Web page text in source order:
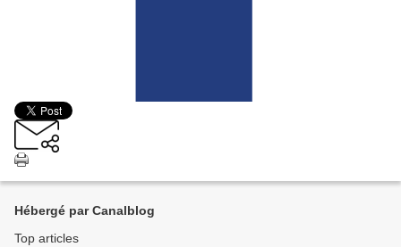
Hébergé par Canalblog
Top articles